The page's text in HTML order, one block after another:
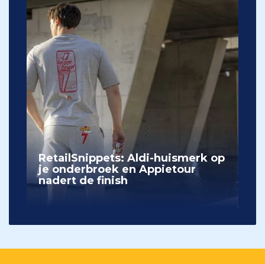
RetailSnippets: Aldi-huismerk op
je onderbroek en Appietour
nadert de finish